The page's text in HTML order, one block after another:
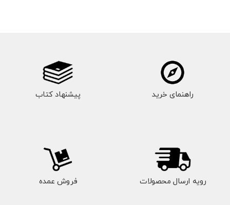
راهنمای خرید پیشنهاد کتاب
رویه ارسال محصولات فروش عمده